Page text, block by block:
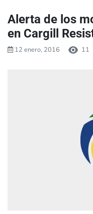
Alerta de los
en Cargill
12 enero, 2016 11